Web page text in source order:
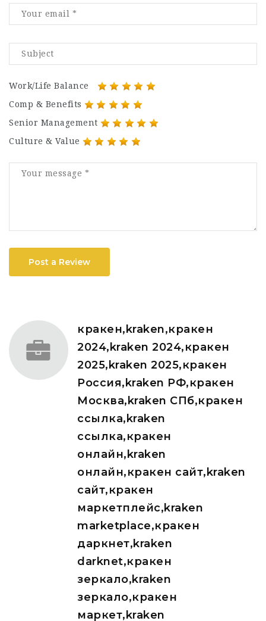
Work/Life Balance
Comp & Benefits
Senior Management
Culture & Value
Post a Review
кракен,kraken,кракен
2024,kraken 2024,кракен
2025,kraken 2025,кракен
Россия,kraken РФ,кракен
Москва,kraken СПб,кракен
ссылка,kraken
ссылка,кракен
онлайн,kraken
онлайн,кракен сайт,kraken
сайт,кракен
маркетплейс,kraken
marketplace,кракен
даркнет,kraken
darknet,кракен
зеркало,kraken
зеркало,кракен
маркет,kraken